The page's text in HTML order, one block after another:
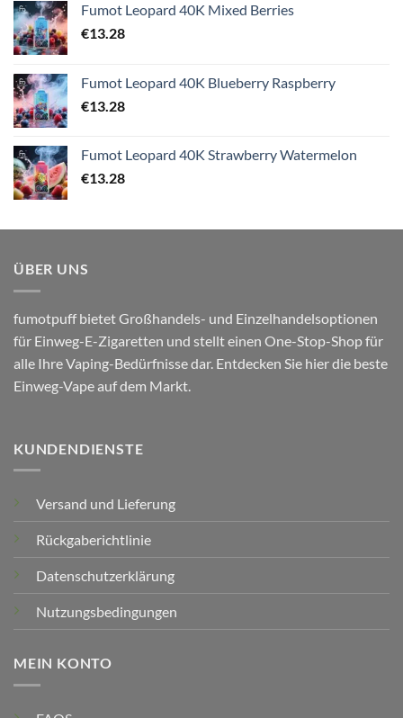
Fumot Leopard 40K Mixed Berries
€13.28
Fumot Leopard 40K Blueberry Raspberry
€13.28
Fumot Leopard 40K Strawberry Watermelon
€13.28
ÜBER UNS
fumotpuff bietet Großhandels- und Einzelhandelsoptionen
für Einweg-E-Zigaretten und stellt einen One-Stop-Shop für
alle Ihre Vaping-Bedürfnisse dar. Entdecken Sie hier die beste
Einweg-Vape auf dem Markt.
KUNDENDIENSTE
Versand und Lieferung
Rückgaberichtlinie
Datenschutzerklärung
Nutzungsbedingungen
MEIN KONTO